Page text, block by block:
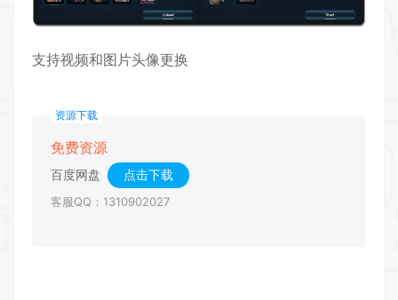
支持视频和图片头像更换
资源下载
免费资源
百度网盘 点击下载
客服QQ：1310902027